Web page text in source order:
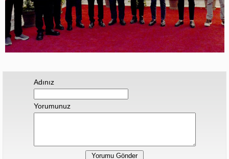
Adınız
Yorumunuz